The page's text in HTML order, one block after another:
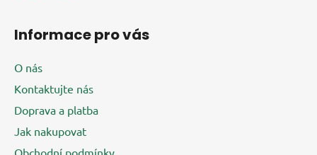
Informace pro vás
O nás
Kontaktujte nás
Doprava a platba
Jak nakupovat
Obchodní podmínky